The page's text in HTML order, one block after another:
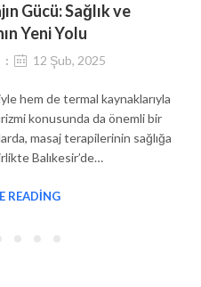
Gücü: Sağlık ve
Yeni Yolu
12 Şub, 2025
hem de termal kaynaklarıyla
konusunda da önemli bir
masaj terapilerinin sağlığa
Balıkesir’de…
READING